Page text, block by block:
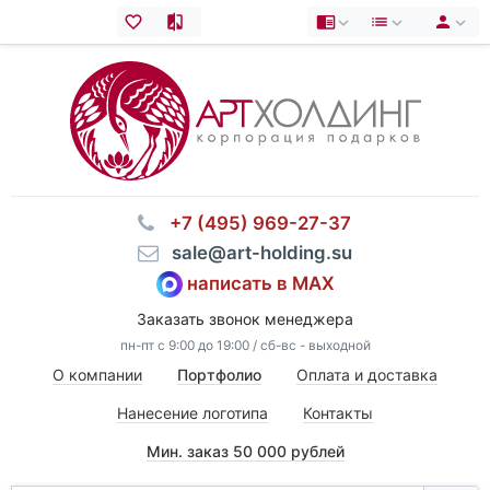
⠀+7 (495) 969-27-37
⠀sale@art-holding.su
написать в MAX
Заказать звонок менеджера
пн-пт с 9:00 до 19:00 / сб-вс - выходной
О компании Портфолио Оплата и доставка
Нанесение логотипа Контакты
Мин. заказ 50 000 рублей